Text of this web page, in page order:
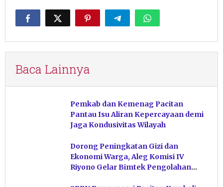
Baca Lainnya
Pemkab dan Kemenag Pacitan
Pantau Isu Aliran Kepercayaan demi
Jaga Kondusivitas Wilayah
Dorong Peningkatan Gizi dan
Ekonomi Warga, Aleg Komisi IV
Riyono Gelar Bimtek Pengolahan